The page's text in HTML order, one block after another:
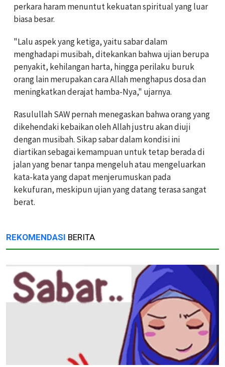
perkara haram menuntut kekuatan spiritual yang luar
biasa besar.
"Lalu aspek yang ketiga, yaitu sabar dalam
menghadapi musibah, ditekankan bahwa ujian berupa
penyakit, kehilangan harta, hingga perilaku buruk
orang lain merupakan cara Allah menghapus dosa dan
meningkatkan derajat hamba-Nya," ujarnya.
Rasulullah SAW pernah menegaskan bahwa orang yang
dikehendaki kebaikan oleh Allah justru akan diuji
dengan musibah. Sikap sabar dalam kondisi ini
diartikan sebagai kemampuan untuk tetap berada di
jalan yang benar tanpa mengeluh atau mengeluarkan
kata-kata yang dapat menjerumuskan pada
kekufuran, meskipun ujian yang datang terasa sangat
berat.
REKOMENDASI BERITA